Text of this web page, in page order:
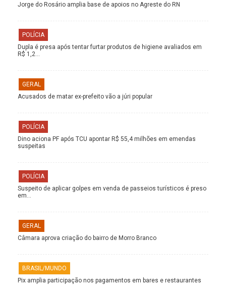
Jorge do Rosário amplia base de apoios no Agreste do RN
POLÍCIA
Dupla é presa após tentar furtar produtos de higiene avaliados em
R$ 1,2…
GERAL
Acusados de matar ex-prefeito vão a júri popular
POLÍCIA
Dino aciona PF após TCU apontar R$ 55,4 milhões em emendas
suspeitas
POLÍCIA
Suspeito de aplicar golpes em venda de passeios turísticos é preso
em…
GERAL
Câmara aprova criação do bairro de Morro Branco
BRASIL/MUNDO
Pix amplia participação nos pagamentos em bares e restaurantes